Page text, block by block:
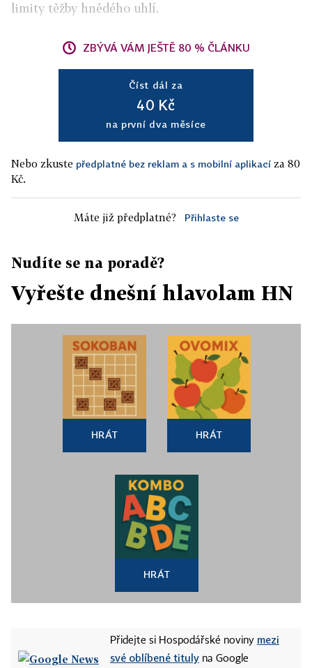
limity těžby hnědého uhlí.
ZBÝVÁ VÁM JEŠTĚ 80 % ČLÁNKU
Číst dál za
40 Kč
na první dva měsíce
Nebo zkuste předplatné bez reklam a s mobilní aplikací za 80
Kč.
Máte již předplatné? Přihlaste se
Nudíte se na poradě?
Vyřešte dnešní hlavolam HN
HRÁT HRÁT
HRÁT
Přidejte si Hospodářské noviny mezi
své oblíbené tituly na Google